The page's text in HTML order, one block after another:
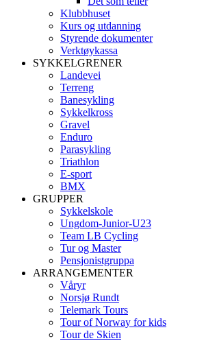
Klubbhuset
Kurs og utdanning
Styrende dokumenter
Verktøykassa
SYKKELGRENER
Landevei
Terreng
Banesykling
Sykkelkross
Gravel
Enduro
Parasykling
Triathlon
E-sport
BMX
GRUPPER
Sykkelskole
Ungdom-Junior-U23
Team LB Cycling
Tur og Master
Pensjonistgruppa
ARRANGEMENTER
Våryr
Norsjø Rundt
Telemark Tours
Tour of Norway for kids
Tour de Skien